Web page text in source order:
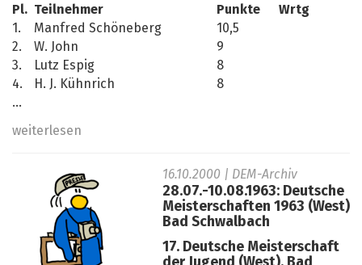
Pl. Teilnehmer Punkte
Wrtg
1.
Manfred Schöneberg
10,5
2.
W. John
9
3.
Lutz Espig
8
4.
H. J. Kühnrich
8
...
weiterlesen
16.10.2000 | DEM-Archiv
28.07.-10.08.1963: Deutsche
Meisterschaften 1963 (West)
Bad Schwalbach
17. Deutsche Meisterschaft